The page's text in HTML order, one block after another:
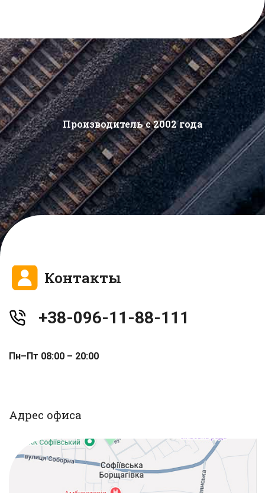
Производитель с 2002 года
Контакты
+38-096-11-88-111
Пн–Пт 08:00 – 20:00
Адрес офиса